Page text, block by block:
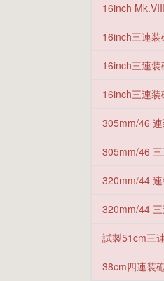
16inch
16inch三連
16inch三連
16inch三連
305mm/46
305mm/46
320mm/44
320mm/44
試製51cm三
38cm四連装